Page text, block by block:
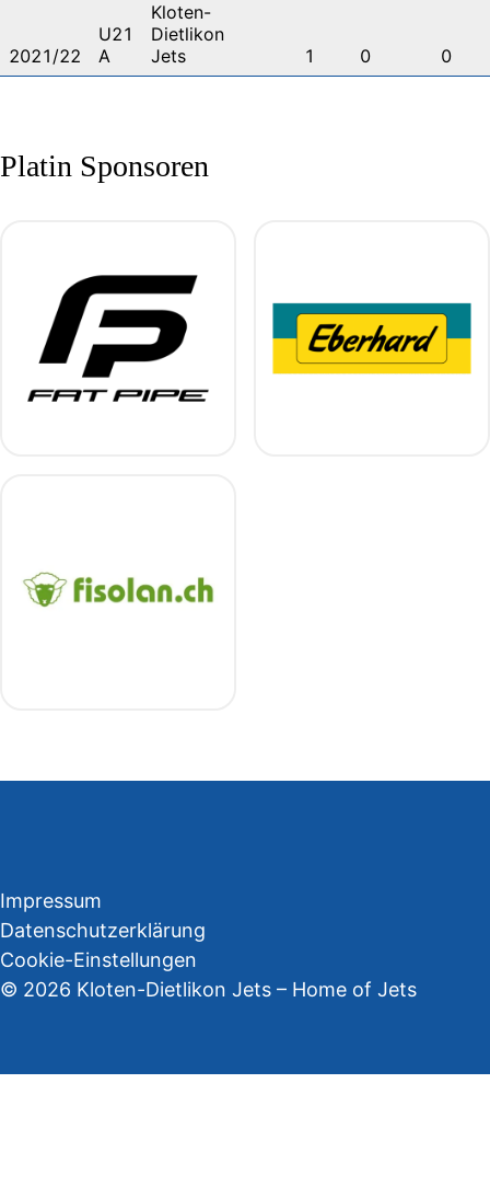
2021/22
U21
A
Kloten-
Dietlikon
Jets
1 0 0
Platin Sponsoren
Impressum
Datenschutzerklärung
Cookie-Einstellungen
© 2026 Kloten-Dietlikon Jets – Home of Jets